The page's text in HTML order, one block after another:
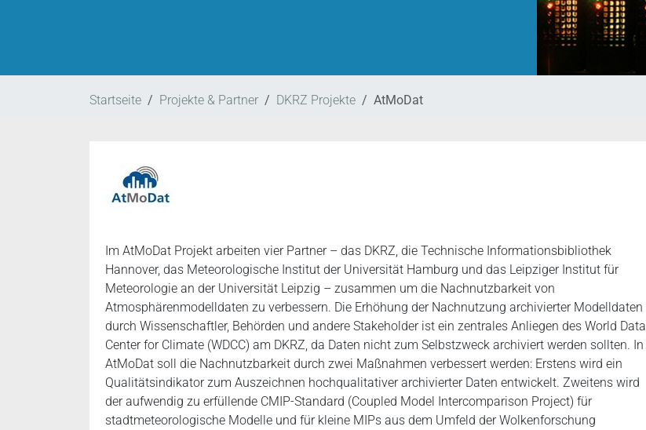
Startseite Projekte & Partner DKRZ Projekte AtMoDat
Im AtMoDat Projekt arbeiten vier Partner – das DKRZ, die Technische Informationsbibliothek
Hannover, das Meteorologische Institut der Universität Hamburg und das Leipziger Institut für
Meteorologie an der Universität Leipzig – zusammen um die Nachnutzbarkeit von
Atmosphärenmodelldaten zu verbessern. Die Erhöhung der Nachnutzung archivierter Modelldaten
durch Wissenschaftler, Behörden und andere Stakeholder ist ein zentrales Anliegen des World Data
Center for Climate (WDCC) am DKRZ, da Daten nicht zum Selbstzweck archiviert werden sollten. In
AtMoDat soll die Nachnutzbarkeit durch zwei Maßnahmen verbessert werden: Erstens wird ein
Qualitätsindikator zum Auszeichnen hochqualitativer archivierter Daten entwickelt. Zweitens wird
der aufwendig zu erfüllende CMIP-Standard (Coupled Model Intercomparison Project) für
stadtmeteorologische Modelle und für kleine MIPs aus dem Umfeld der Wolkenforschung